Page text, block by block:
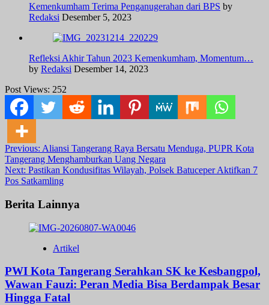
Kemenkumham Terima Penganugerahan dari BPS by
Redaksi Desember 5, 2023
Refleksi Akhir Tahun 2023 Kemenkumham, Momentum…
by Redaksi Desember 14, 2023
Post Views: 252
Post
navigation
Previous: Aliansi Tangerang Raya Bersatu Menduga, PUPR Kota
Tangerang Menghamburkan Uang Negara
Next: Pastikan Kondusifitas Wilayah, Polsek Batuceper Aktifkan 7
Pos Satkamling
Berita Lainnya
Artikel
PWI Kota Tangerang Serahkan SK ke Kesbangpol,
Wawan Fauzi: Peran Media Bisa Berdampak Besar
Hingga Fatal